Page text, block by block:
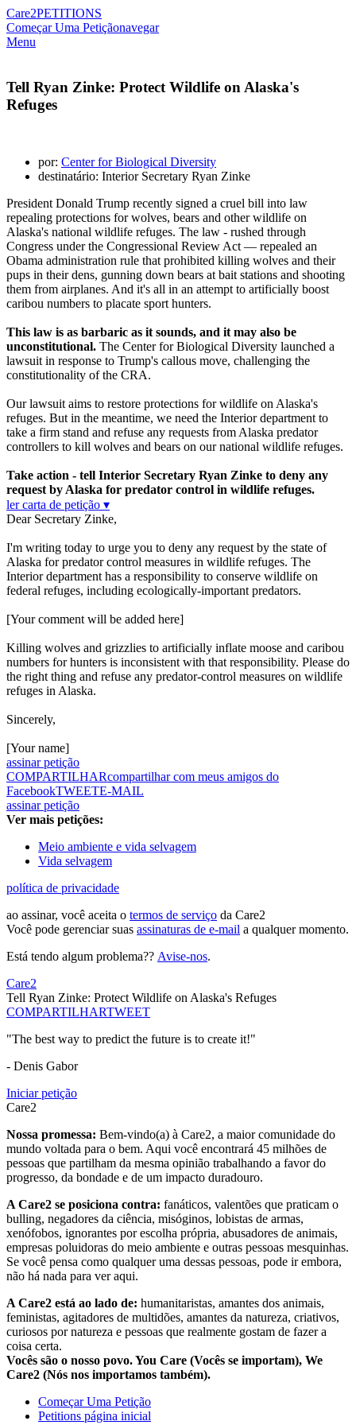
Care2PETITIONS
Começar Uma Petiçãonavegar
Menu
Tell Ryan Zinke: Protect Wildlife on Alaska's
Refuges
por: Center for Biological Diversity
destinatário: Interior Secretary Ryan Zinke
President Donald Trump recently signed a cruel bill into law
repealing protections for wolves, bears and other wildlife on
Alaska's national wildlife refuges. The law - rushed through
Congress under the Congressional Review Act — repealed an
Obama administration rule that prohibited killing wolves and their
pups in their dens, gunning down bears at bait stations and shooting
them from airplanes. And it's all in an attempt to artificially boost
caribou numbers to placate sport hunters.
This law is as barbaric as it sounds, and it may also be
unconstitutional. The Center for Biological Diversity launched a
lawsuit in response to Trump's callous move, challenging the
constitutionality of the CRA.
Our lawsuit aims to restore protections for wildlife on Alaska's
refuges. But in the meantime, we need the Interior department to
take a firm stand and refuse any requests from Alaska predator
controllers to kill wolves and bears on our national wildlife refuges.
Take action - tell Interior Secretary Ryan Zinke to deny any
request by Alaska for predator control in wildlife refuges.
ler carta de petição ▾
Dear Secretary Zinke,
I'm writing today to urge you to deny any request by the state of
Alaska for predator control measures in wildlife refuges. The
Interior department has a responsibility to conserve wildlife on
federal refuges, including ecologically-important predators.
[Your comment will be added here]
Killing wolves and grizzlies to artificially inflate moose and caribou
numbers for hunters is inconsistent with that responsibility. Please do
the right thing and refuse any predator-control measures on wildlife
refuges in Alaska.
Sincerely,
[Your name]
assinar petição
COMPARTILHARcompartilhar com meus amigos do
FacebookTWEETE-MAIL
assinar petição
Ver mais petições:
Meio ambiente e vida selvagem
Vida selvagem
política de privacidade
ao assinar, você aceita o termos de serviço da Care2
Você pode gerenciar suas assinaturas de e-mail a qualquer momento.
Está tendo algum problema?? Avise-nos.
Care2
Tell Ryan Zinke: Protect Wildlife on Alaska's Refuges
COMPARTILHARTWEET
"The best way to predict the future is to create it!"
- Denis Gabor
Iniciar petição
Care2
Nossa promessa: Bem-vindo(a) à Care2, a maior comunidade do
mundo voltada para o bem. Aqui você encontrará 45 milhões de
pessoas que partilham da mesma opinião trabalhando a favor do
progresso, da bondade e de um impacto duradouro.
A Care2 se posiciona contra: fanáticos, valentões que praticam o
bulling, negadores da ciência, misóginos, lobistas de armas,
xenófobos, ignorantes por escolha própria, abusadores de animais,
empresas poluidoras do meio ambiente e outras pessoas mesquinhas.
Se você pensa como qualquer uma dessas pessoas, pode ir embora,
não há nada para ver aqui.
A Care2 está ao lado de: humanitaristas, amantes dos animais,
feministas, agitadores de multidões, amantes da natureza, criativos,
curiosos por natureza e pessoas que realmente gostam de fazer a
coisa certa.
Vocês são o nosso povo. You Care (Vocês se importam), We
Care2 (Nós nos importamos também).
Começar Uma Petição
Petitions página inicial